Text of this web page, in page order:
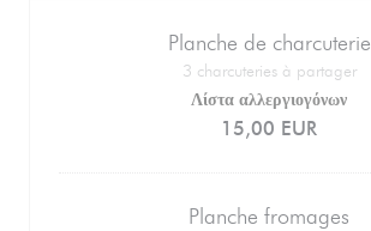
Planche de charcuterie
3 charcuteries à partager
Λίστα αλλεργιογόνων
15,00 EUR
Planche fromages